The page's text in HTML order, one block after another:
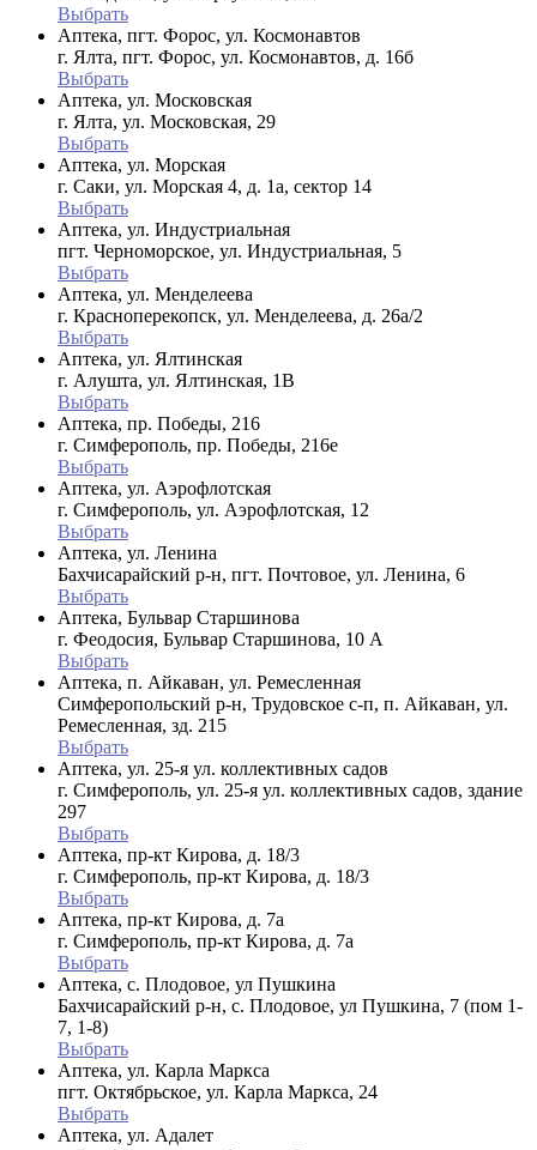
Выбрать
Аптека, пгт. Форос, ул. Космонавтов
г. Ялта, пгт. Форос, ул. Космонавтов, д. 16б
Выбрать
Аптека, ул. Московская
г. Ялта, ул. Московская, 29
Выбрать
Аптека, ул. Морская
г. Саки, ул. Морская 4, д. 1а, сектор 14
Выбрать
Аптека, ул. Индустриальная
пгт. Черноморское, ул. Индустриальная, 5
Выбрать
Аптека, ул. Менделеева
г. Красноперекопск, ул. Менделеева, д. 26а/2
Выбрать
Аптека, ул. Ялтинская
г. Алушта, ул. Ялтинская, 1В
Выбрать
Аптека, пр. Победы, 216
г. Симферополь, пр. Победы, 216е
Выбрать
Аптека, ул. Аэрофлотская
г. Симферополь, ул. Аэрофлотская, 12
Выбрать
Аптека, ул. Ленина
Бахчисарайский р-н, пгт. Почтовое, ул. Ленина, 6
Выбрать
Аптека, Бульвар Старшинова
г. Феодосия, Бульвар Старшинова, 10 А
Выбрать
Аптека, п. Айкаван, ул. Ремесленная
Симферопольский р-н, Трудовское с-п, п. Айкаван, ул.
Ремесленная, зд. 215
Выбрать
Аптека, ул. 25-я ул. коллективных садов
г. Симферополь, ул. 25-я ул. коллективных садов, здание
297
Выбрать
Аптека, пр-кт Кирова, д. 18/3
г. Симферополь, пр-кт Кирова, д. 18/3
Выбрать
Аптека, пр-кт Кирова, д. 7а
г. Симферополь, пр-кт Кирова, д. 7а
Выбрать
Аптека, с. Плодовое, ул Пушкина
Бахчисарайский р-н, с. Плодовое, ул Пушкина, 7 (пом 1-
7, 1-8)
Выбрать
Аптека, ул. Карла Маркса
пгт. Октябрьское, ул. Карла Маркса, 24
Выбрать
Аптека, ул. Адалет